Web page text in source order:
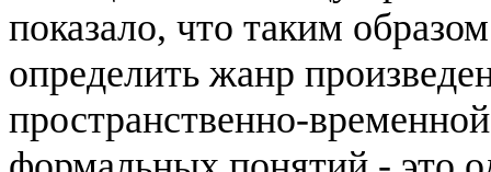
показало, что таким
определить жанр
пространственно-